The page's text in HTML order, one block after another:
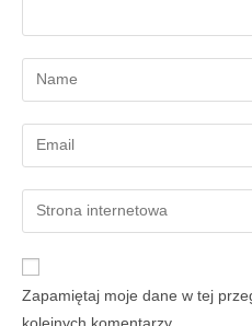
Zapamiętaj moje dane w tej
kolejnych komentarzy.